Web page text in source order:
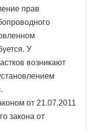
прав
У
возникают
от 21.07.2011
закона от